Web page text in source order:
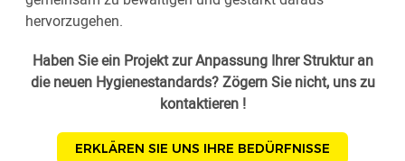
hervorzugehen.
Haben Sie ein Projekt zur Anpassung Ihrer Struktur an
die neuen Hygienestandards? Zögern Sie nicht, uns zu
kontaktieren !
ERKLÄREN SIE UNS IHRE BEDÜRFNISSE